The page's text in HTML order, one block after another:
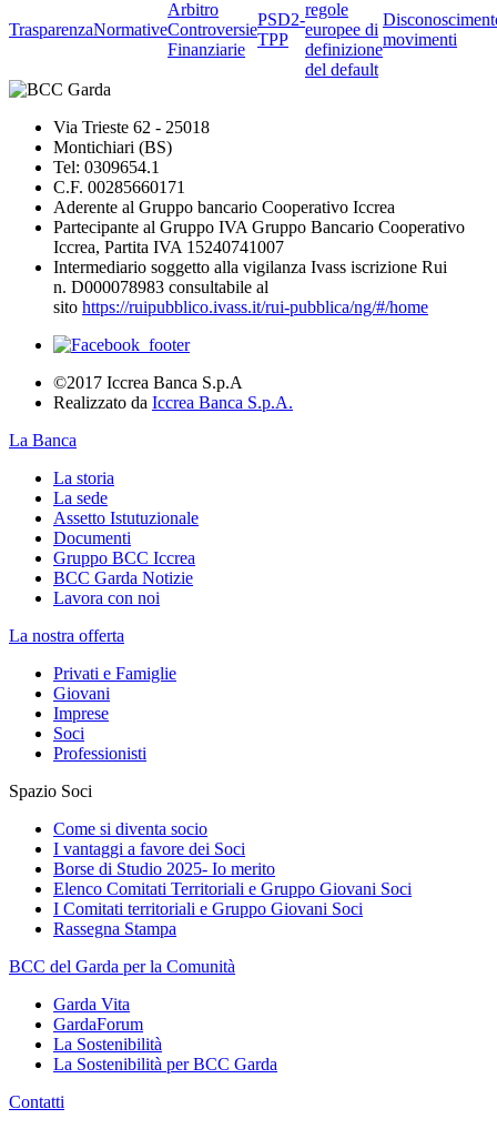
TrasparenzaNormative
Arbitro
Controversie
Finanziarie
PSD2-
TPP
regole
europee di
definizione
del default
movimenti
Via Trieste 62 - 25018
Montichiari (BS)
Tel: 0309654.1
C.F. 00285660171
Aderente al Gruppo bancario Cooperativo Iccrea
Partecipante al Gruppo IVA Gruppo Bancario Cooperativo
Iccrea, Partita IVA 15240741007
Intermediario soggetto alla vigilanza Ivass iscrizione Rui
n. D000078983 consultabile al
sito https://ruipubblico.ivass.it/rui-pubblica/ng/#/home
©2017 Iccrea Banca S.p.A
Realizzato da Iccrea Banca S.p.A.
La Banca
La storia
La sede
Assetto Istutuzionale
Documenti
Gruppo BCC Iccrea
BCC Garda Notizie
Lavora con noi
La nostra offerta
Privati e Famiglie
Giovani
Imprese
Soci
Professionisti
Spazio Soci
Come si diventa socio
I vantaggi a favore dei Soci
Borse di Studio 2025- Io merito
Elenco Comitati Territoriali e Gruppo Giovani Soci
I Comitati territoriali e Gruppo Giovani Soci
Rassegna Stampa
BCC del Garda per la Comunità
Garda Vita
GardaForum
La Sostenibilità
La Sostenibilità per BCC Garda
Contatti